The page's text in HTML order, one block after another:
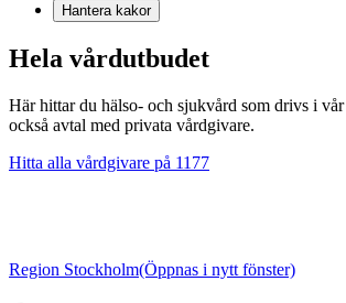
Hantera kakor
Hela vårdutbudet
Här hittar du hälso- och sjukvård som drivs i
också avtal med privata vårdgivare.
Hitta alla vårdgivare på 1177
Region Stockholm(Öppnas i nytt fönster)